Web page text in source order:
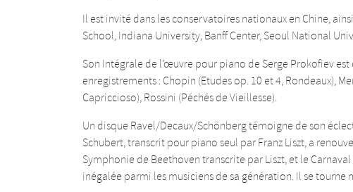
Il est invité dans les conservatoires nationaux en Chine,
School, Indiana University, Banff Center, Seoul National
Son Intégrale de l’œuvre pour piano de Serge Prokofiev
enregistrements : Chopin (Etudes op. 10 et 4, Rondeaux),
Capriccioso), Rossini (Péchés de Vieillesse).
Un disque Ravel/Decaux/Schönberg témoigne de son
Schubert, transcrit pour piano seul par Franz Liszt, a
Symphonie de Beethoven transcrite par Liszt, et le
inégalée parmi les musiciens de sa génération. Il se